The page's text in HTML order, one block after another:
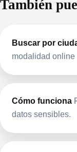
También
Buscar por
modalidad online
Cómo funciona
datos sensibles.